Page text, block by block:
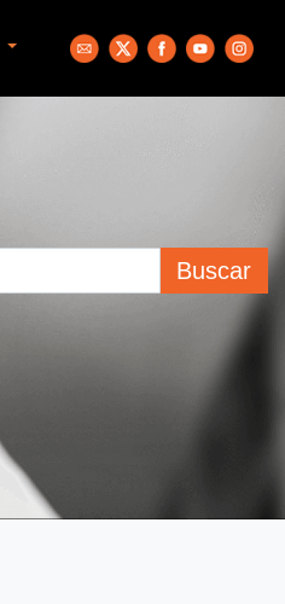
Buscar